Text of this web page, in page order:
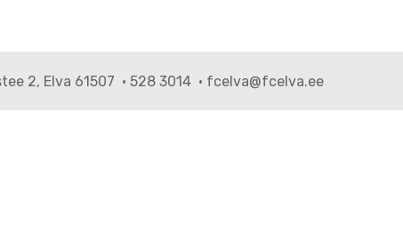
2, Elva 61507 · 528 3014 · fcelva@fcelva.ee